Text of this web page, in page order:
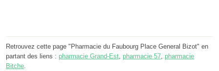
Retrouvez cette page "Pharmacie du Faubourg Place General Bizot" en
partant des liens : pharmacie Grand-Est, pharmacie 57, pharmacie
Bitche.